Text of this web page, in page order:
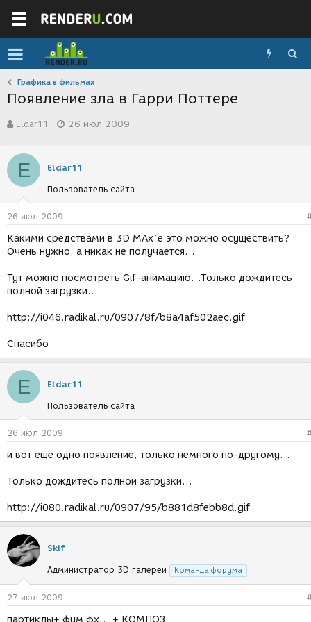
Графика в фильмах
Появление зла в Гарри Поттере
в
о
р
т
е
м
ы
Eldar11
а
с
з
д
и
я
26 июл 2009
E Eldar11
Пользователь сайта
26 июл 2009
Какими средствами в 3D MAx`e это можно осуществить?
Очень нужно, а никак не получается...
Тут можно посмотреть Gif-анимацию...Только дождитесь
полной загрузки...
http://i046.radikal.ru/0907/8f/b8a4af502aec.gif
Спасибо
E Eldar11
Пользователь сайта
26 июл 2009
и вот еще одно появление, только немного по-другому...
Только дождитесь полной загрузки...
http://i080.radikal.ru/0907/95/b881d8febb8d.gif
Skif
Администратор 3D галереи Команда форума
27 июл 2009
партиклы+ фум фх... + КОМПОЗ.